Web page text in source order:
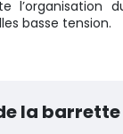
l’organisation
basse tension.
la barrette